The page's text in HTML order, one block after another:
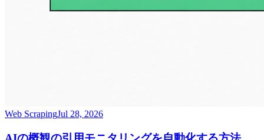
Web ScrapingJul 28, 2026